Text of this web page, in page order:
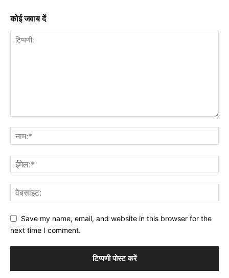
कोई जवाब दें
Save my name, email, and website in this browser for the
next time I comment.